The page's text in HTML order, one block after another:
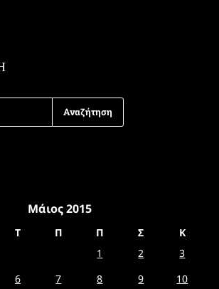
Μάιος 2015
Τ Π Π Σ
Κ
1
2
3
6 7 8 9
10